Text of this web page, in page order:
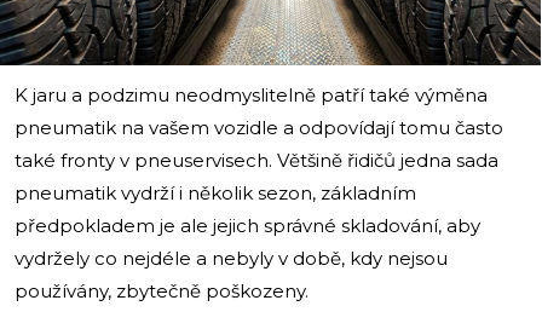
K jaru a podzimu neodmyslitelně patří také výměna
pneumatik na vašem vozidle a odpovídají tomu často
také fronty v pneuservisech. Většině řidičů jedna sada
pneumatik vydrží i několik sezon, základním
předpokladem je ale jejich správné skladování, aby
vydržely co nejdéle a nebyly v době, kdy nejsou
používány, zbytečně poškozeny.